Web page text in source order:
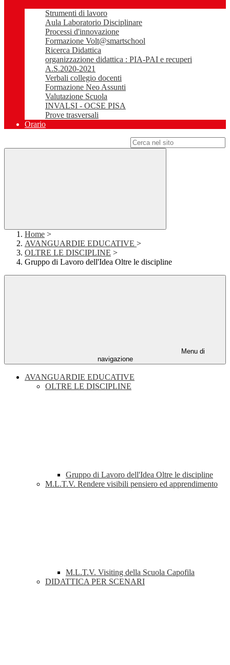
Strumenti di lavoro
Aula Laboratorio Disciplinare
Processi d'innovazione
Formazione Volt@smartschool
Ricerca Didattica
organizzazione didattica : PIA-PAI e recuperi
A.S.2020-2021
Verbali collegio docenti
Formazione Neo Assunti
Valutazione Scuola
INVALSI - OCSE PISA
Prove trasversali
Orario
Home >
AVANGUARDIE EDUCATIVE >
OLTRE LE DISCIPLINE >
Gruppo di Lavoro dell'Idea Oltre le discipline
Menu di
navigazione
AVANGUARDIE EDUCATIVE
OLTRE LE DISCIPLINE
Gruppo di Lavoro dell'Idea Oltre le discipline
M.L.T.V. Rendere visibili pensiero ed apprendimento
M.L.T.V. Visiting della Scuola Capofila
DIDATTICA PER SCENARI